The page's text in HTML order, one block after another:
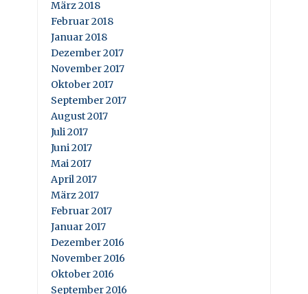
März 2018
Februar 2018
Januar 2018
Dezember 2017
November 2017
Oktober 2017
September 2017
August 2017
Juli 2017
Juni 2017
Mai 2017
April 2017
März 2017
Februar 2017
Januar 2017
Dezember 2016
November 2016
Oktober 2016
September 2016